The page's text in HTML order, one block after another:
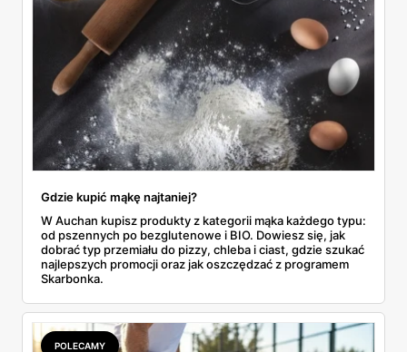
Gdzie kupić mąkę najtaniej?
W Auchan kupisz produkty z kategorii mąka każdego typu:
od pszennych po bezglutenowe i BIO. Dowiesz się, jak
dobrać typ przemiału do pizzy, chleba i ciast, gdzie szukać
najlepszych promocji oraz jak oszczędzać z programem
Skarbonka.
POLECAMY